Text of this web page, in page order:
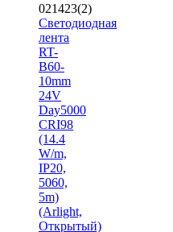
021423(2)
Светодиодная
лента
RT-
B60-
10mm
24V
Day5000
CRI98
(14.4
W/m,
IP20,
5060,
5m)
(Arlight,
Открытый)